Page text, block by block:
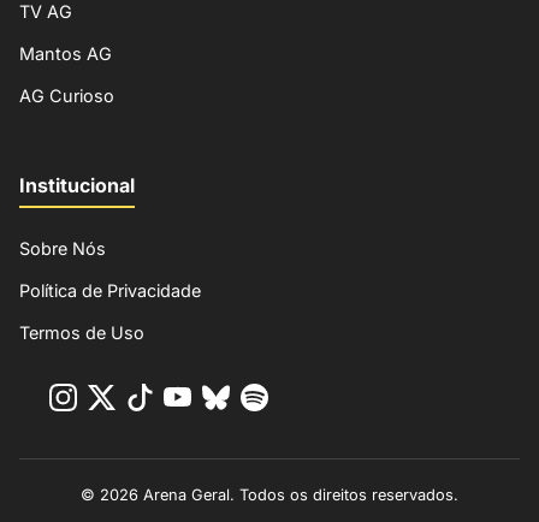
TV AG
Mantos AG
AG Curioso
Institucional
Sobre Nós
Política de Privacidade
Termos de Uso
© 2026 Arena Geral. Todos os direitos reservados.